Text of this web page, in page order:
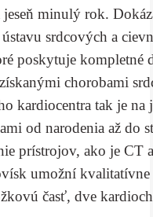
minulý rok.
srdcových a
poskytuje kompletné
chorobami
kardiocentra tak je
od narodenia až do
prístrojov, ako je CT
umožní
časť, dve